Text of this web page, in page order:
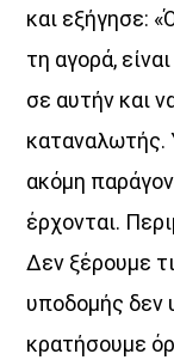
Μια
και εξήγησε:
τη αγορά,
σε αυτήν και
καταναλωτής.
ακόμη
έρχονται.
Δεν ξέρουμε
υποδομής δεν
κρατήσουμε